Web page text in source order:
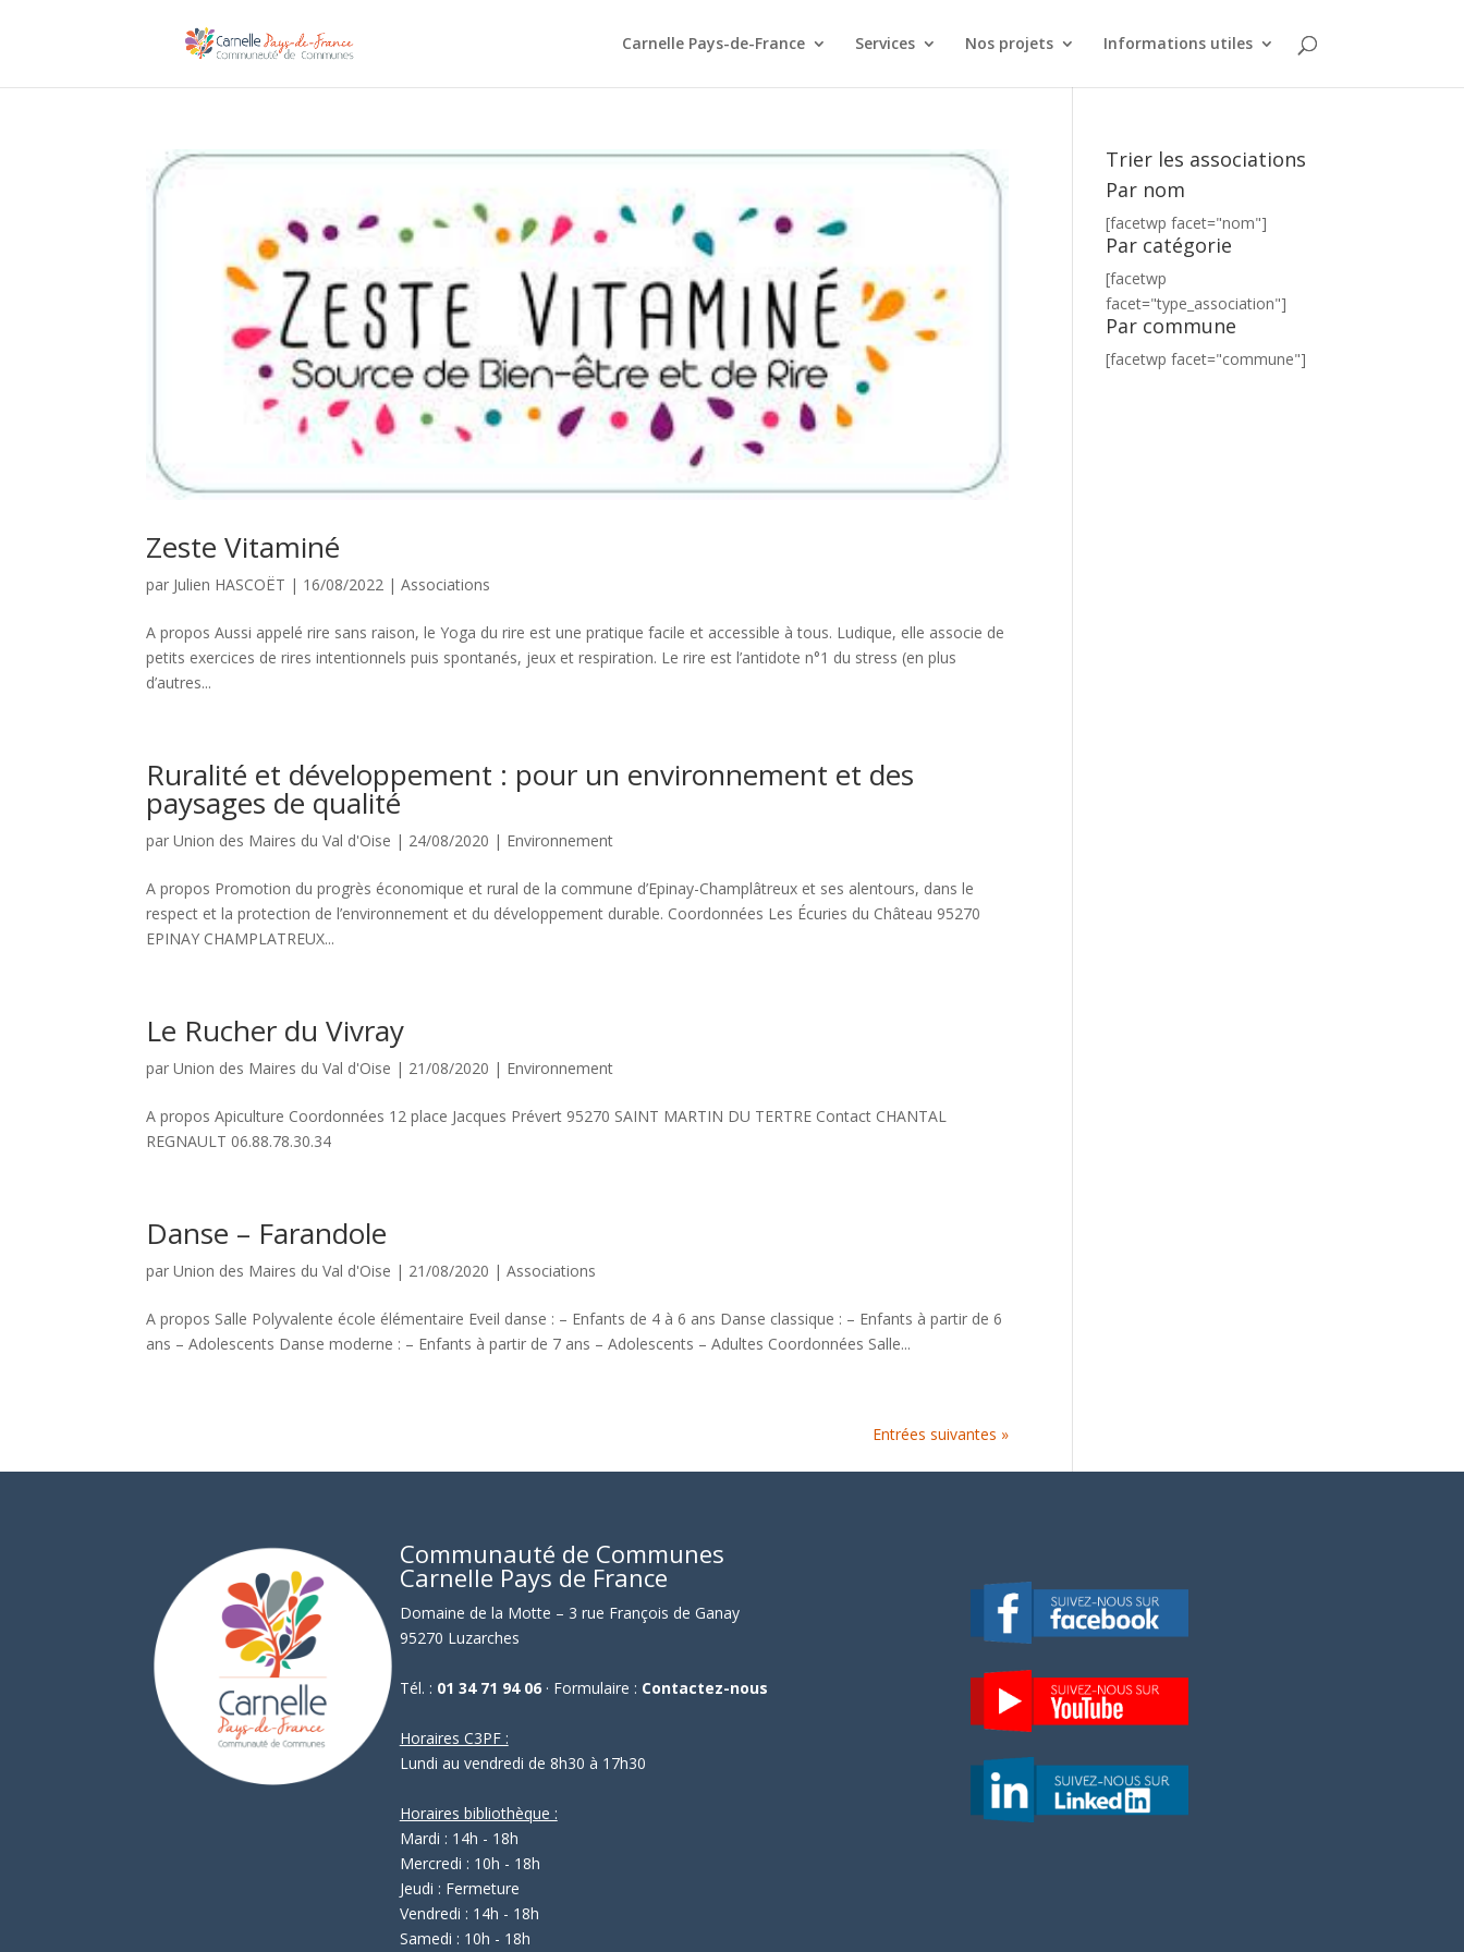
Carnelle Pays-de-France Services Nos projets Informations utiles
Zeste Vitaminé
par Julien HASCOËT | 16/08/2022 |Associations
A propos Aussi appelé rire sans raison, le Yoga du rire est une pratique facile et accessible à tous. Ludique, elle associe de
petits exercices de rires intentionnels puis spontanés, jeux et respiration. Le rire est l’antidote n°1 du stress (en plus
d’autres...
Ruralité et développement : pour un environnement et des
paysages de qualité
parUnion des Maires du Val d'Oise | 24/08/2020 | Environnement
A propos Promotion du progrès économique et rural de la commune d’Epinay-Champlâtreux et ses alentours, dans le
respect et la protection de l’environnement et du développement durable. Coordonnées Les Écuries du Château 95270
EPINAY CHAMPLATREUX...
Le Rucher du Vivray
parUnion des Maires du Val d'Oise | 21/08/2020 | Environnement
A propos Apiculture Coordonnées 12 place Jacques Prévert 95270 SAINT MARTIN DU TERTRE Contact CHANTAL
REGNAULT 06.88.78.30.34
Danse – Farandole
parUnion des Maires du Val d'Oise | 21/08/2020 |Associations
A propos Salle Polyvalente école élémentaire Eveil danse : – Enfants de 4 à 6 ans Danse classique : – Enfants à partir de 6
ans – Adolescents Danse moderne : – Enfants à partir de 7 ans – Adolescents – Adultes Coordonnées Salle...
Entrées suivantes »
Trier les associations
Par nom
[facetwp facet="nom"]
Par catégorie
[facetwp
facet="type_association"]
Par commune
[facetwp facet="commune"]
Communauté de Communes
Carnelle Pays de France
Domaine de la Motte – 3 rue François de Ganay
95270 Luzarches
Tél. : 01 34 71 94 06· Formulaire : Contactez-nous
Horaires C3PF :
Lundi au vendredi de 8h30 à 17h30
Horaires bibliothèque :
Mardi : 14h - 18h
Mercredi : 10h - 18h
Jeudi : Fermeture
Vendredi : 14h - 18h
Samedi : 10h - 18h